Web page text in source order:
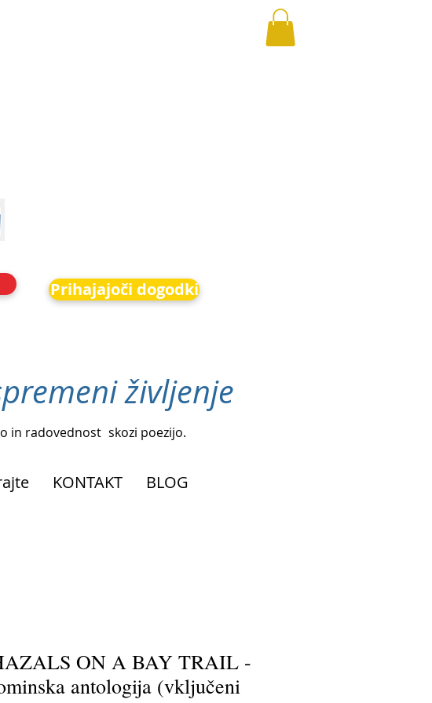
Prihajajoči dogodki
življenje
in radovednost skozi poezijo.
KONTAKT BLOG
ON A BAY TRAIL -
antologija (vključeni